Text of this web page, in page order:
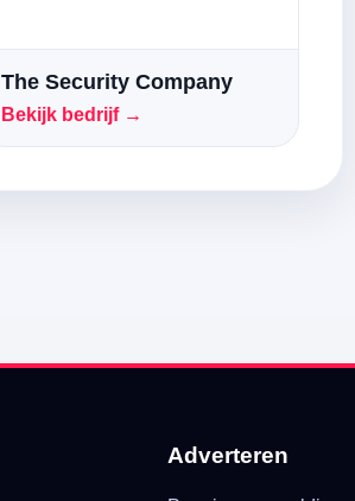
The Security Company
Bekijk bedrijf →
Adverteren